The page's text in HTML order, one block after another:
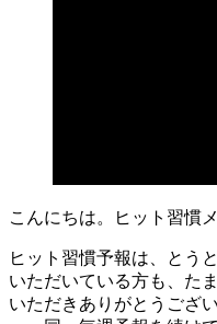
こんにちは。ヒット習慣
ヒット習慣予報は、とう
いただいている方も、た
いただきありがとうござ